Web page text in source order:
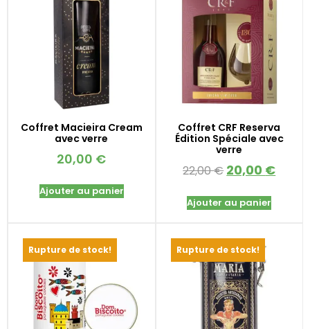
Coffret Macieira Cream
avec verre
20,00 €
Ajouter au panier
Coffret CRF Reserva
Édition Spéciale avec
verre
22,00€ 20,00 €
Ajouter au panier
Rupture de stock! Rupture de stock!